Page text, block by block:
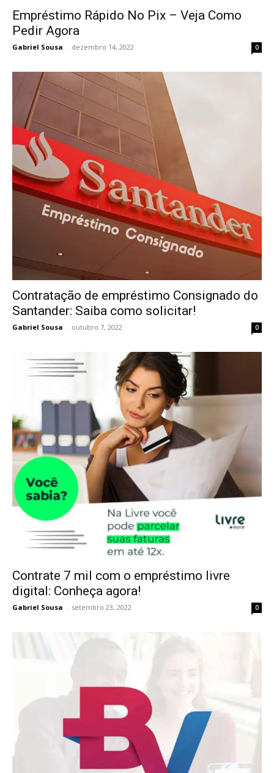
Empréstimo Rápido No Pix – Veja Como
Pedir Agora
Gabriel Sousa - dezembro 14, 2022 0
Contratação de empréstimo Consignado do
Santander: Saiba como solicitar!
Gabriel Sousa - outubro 7, 2022 0
Contrate 7 mil com o empréstimo livre
digital: Conheça agora!
Gabriel Sousa - setembro 23, 2022 0